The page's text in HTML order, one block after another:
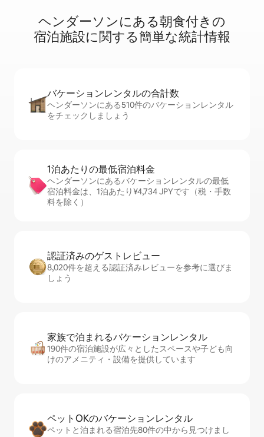
ヘンダーソンに⁠あ⁠る朝⁠食⁠付⁠き⁠の
宿⁠泊⁠施⁠設⁠に関⁠す⁠る簡⁠単⁠な統⁠計⁠情⁠報
バケーションレ⁠ン⁠タ⁠ル⁠の合⁠計⁠数
ヘンダーソンにある510件のバケーションレンタル
をチェックしましょう
1泊あたりの最⁠低⁠宿⁠泊⁠料⁠金
ヘンダーソンにあるバケーションレンタルの最低
宿泊料金は、1泊あたり¥4,734 JPYです（税・手数
料を除く）
認証済みのゲ⁠ス⁠ト⁠レ⁠ビ⁠ュ⁠ー
8,020件を超える認証済みレビューを参考に選びま
しょう
家族で泊まれるバ⁠ケ⁠ー⁠シ⁠ョ⁠ンレ⁠ン⁠タ⁠ル
190件の宿泊施設が広々としたスペースや子ども向
けのアメニティ・設備を提供しています
ペットOKのバ⁠ケ⁠ー⁠シ⁠ョ⁠ンレ⁠ン⁠タ⁠ル
ペットと泊まれる宿泊先80件の中から見つけまし